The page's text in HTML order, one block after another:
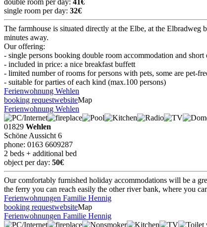
single room per day: 32€
The farmhouse is situated directly at the Elbe, at the
minutes away.
Our offering:
- single persons booking double room accommodation and
- included in price: a nice breakfast buffett
- limited number of rooms for persons with pets, some are pet-
- suitable for parties of each kind (max.100 persons)
Ferienwohnung Wehlen
booking requestwebsiteMap
Ferienwohnung Wehlen
01829 Wehlen
Schöne Aussicht 6
phone: 0163 6609287
2 beds + additional bed
object per day: 50€
Our comfortably furnished holiday accommodations will be a
the ferry you can reach easily the other river bank, where you
Ferienwohnungen Familie Hennig
booking requestwebsiteMap
Ferienwohnungen Familie Hennig